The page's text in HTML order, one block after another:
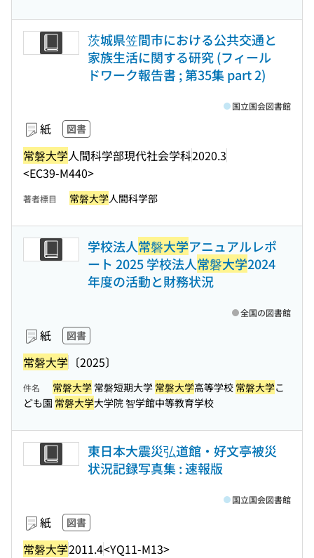
茨城県笠間市における公共交通と
家族生活に関する研究 (フィール
ドワーク報告書 ; 第35集 part 2)
紙 図書
常磐大学人間科学部現代社会学科2020.3
<EC39-M440>
国立国会図書館
著者標目 常磐大学人間科学部
学校法人常磐大学アニュアルレポ
ート 2025 学校法人常磐大学2024
年度の活動と財務状況
紙 図書
常磐大学 〔2025〕
全国の図書館
件名 常磐大学 常磐短期大学 常磐大学高等学校 常磐大学こ
ども園 常磐大学大学院 智学館中等教育学校
東日本大震災弘道館・好文亭被災
状況記録写真集 : 速報版
紙 図書
常磐大学2011.4<YQ11-M13>
国立国会図書館